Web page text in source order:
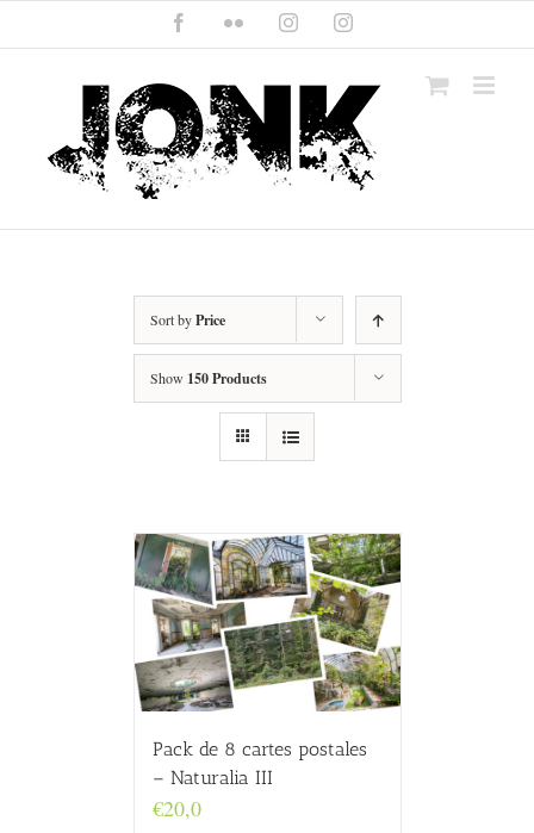
content
FacebookFlickr InstagramInstagram
Sort byPrice
Show 150 Products
Pack de 8 cartes postales
– Naturalia III
€20,0